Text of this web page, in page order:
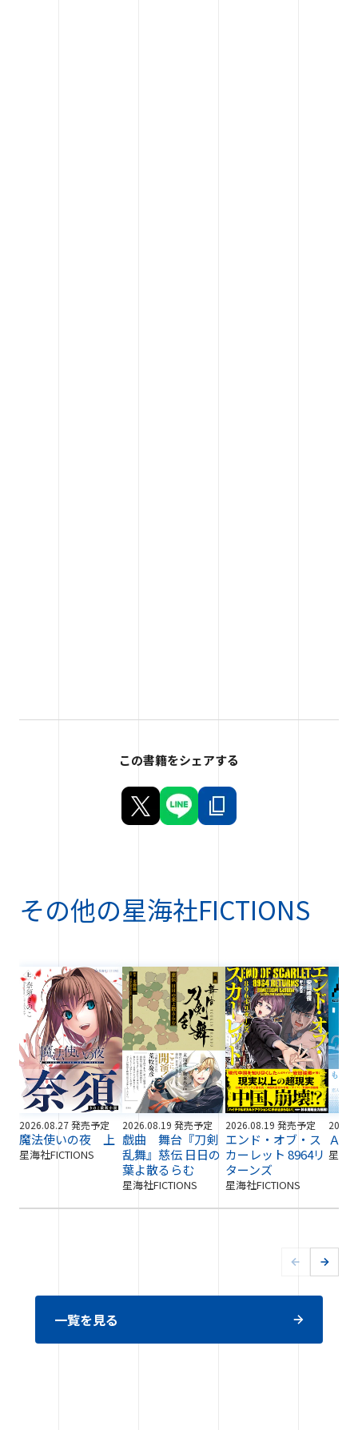
この書籍をシェアする
その他の星海社FICTIONS
2026.08.27 発売予定
魔法使いの夜 上
星海社FICTIONS
2026.08.19 発売予定
戯曲 舞台『刀剣
乱舞』慈伝 日日の
葉よ散るらむ
星海社FICTIONS
2026.08.19 発売予定
エンド・オブ・ス
カーレット 8964リ
ターンズ
星海社FICTIONS
ＡＩ
星海
一覧を見る